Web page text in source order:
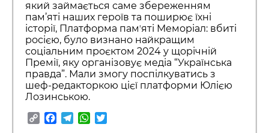
який займається саме збереженням
пам’яті наших героїв та поширює їхні
історії, Платформа памʼяті Меморіал: вбиті
росією, було визнано найкращим
соціальним проєктом 2024 у щорічній
Премії, яку організовує медіа “Українська
правда”. Мали змогу поспілкуватись з
шеф-редакторкою цієї платформи Юлією
Лозинською.
CopyFacebook
TelegramWhatsApp